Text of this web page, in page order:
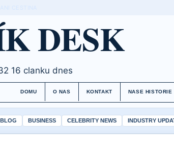
DESK
16 clanku dnes
DOMU O NAS KONTAKT NASE HISTORIE
BLOG BUSINESS CELEBRITY NEWS INDUSTRY